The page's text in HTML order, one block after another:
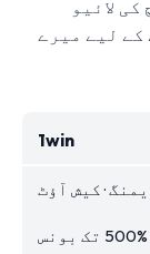
لائیو
کے لیے میرے
1win
· کیش آؤٹ
500% تک بونس